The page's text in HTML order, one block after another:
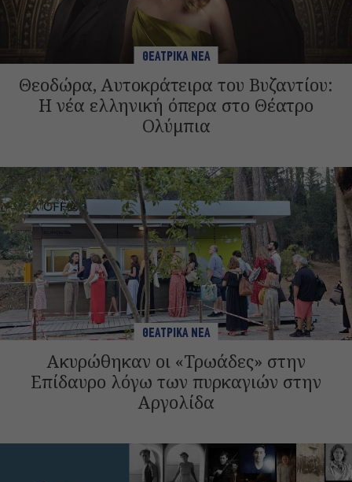
ΘΕΑΤΡΙΚΑ ΝΕΑ
Θεοδώρα, Αυτοκράτειρα του Βυζαντίου:
Η νέα ελληνική όπερα στο Θέατρο
Ολύμπια
ΘΕΑΤΡΙΚΑ ΝΕΑ
Ακυρώθηκαν οι «Τρωάδες» στην
Επίδαυρο λόγω των πυρκαγιών στην
Αργολίδα